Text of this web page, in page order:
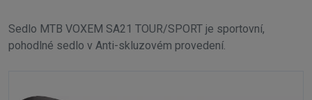
Sedlo MTB VOXEM SA21 TOUR/SPORT je sportovní,
pohodlné sedlo v Anti-skluzovém provedení.